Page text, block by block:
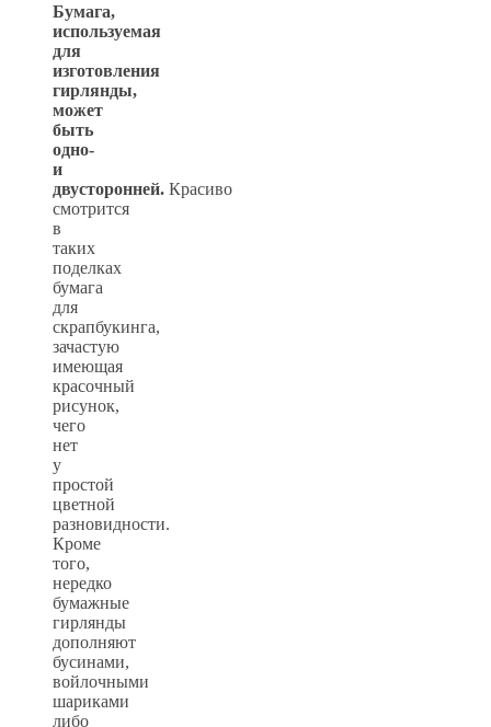
Бумага,
используемая
для
изготовления
гирлянды,
может
быть
одно-
и
двусторонней. Красиво
смотрится
в
таких
поделках
бумага
для
скрапбукинга,
зачастую
имеющая
красочный
рисунок,
чего
нет
у
простой
цветной
разновидности.
Кроме
того,
нередко
бумажные
гирлянды
дополняют
бусинами,
войлочными
шариками
либо